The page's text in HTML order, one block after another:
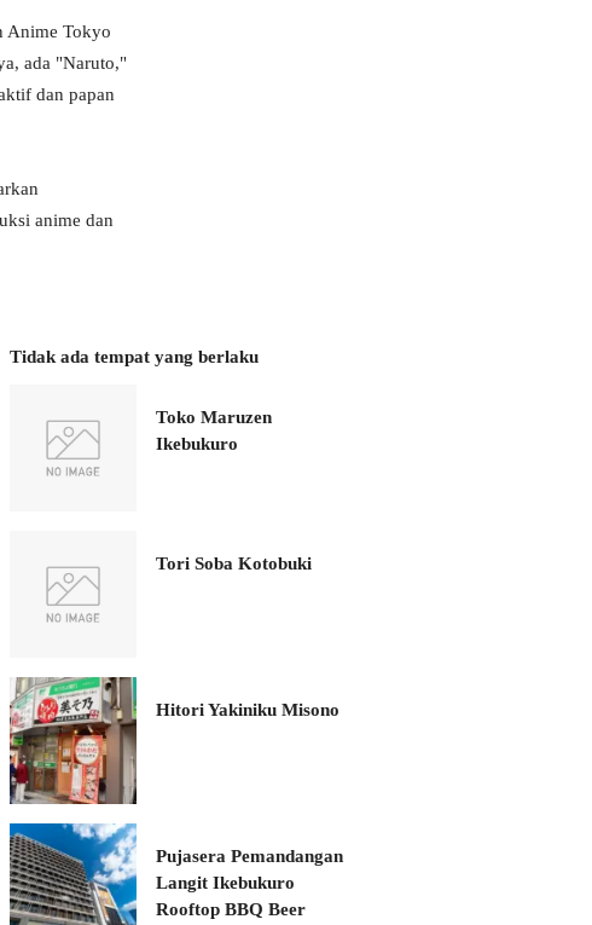
Anime Tokyo
ada "Naruto,"
dan papan
anime dan
Tidak ada tempat yang berlaku
Toko Maruzen
Ikebukuro
Tori Soba Kotobuki
Hitori Yakiniku Misono
Pujasera Pemandangan
Langit Ikebukuro
Rooftop BBQ Beer